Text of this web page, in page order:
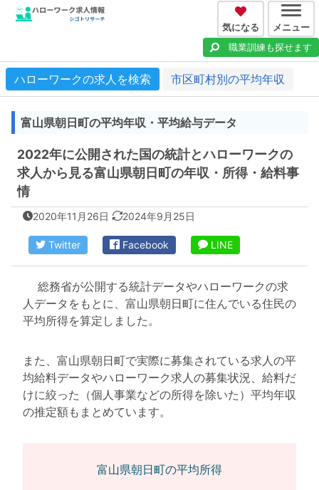
気になる メニュー
職業訓練も探せます
ハローワークの求人を検索 市区町村別の平均年収
富山県朝日町の平均年収・平均給与データ
2022年に公開された国の統計とハローワークの
求人から見る富山県朝日町の年収・所得・給料事
情
2020年11月26日 2024年9月25日
Twitter Facebook LINE
総務省が公開する統計データやハローワークの求
人データをもとに、富山県朝日町に住んでいる住民の
平均所得を算定しました。
また、富山県朝日町で実際に募集されている求人の平
均給料データやハローワーク求人の募集状況、給料だ
けに絞った（個人事業などの所得を除いた）平均年収
の推定額もまとめています。
富山県朝日町の平均所得